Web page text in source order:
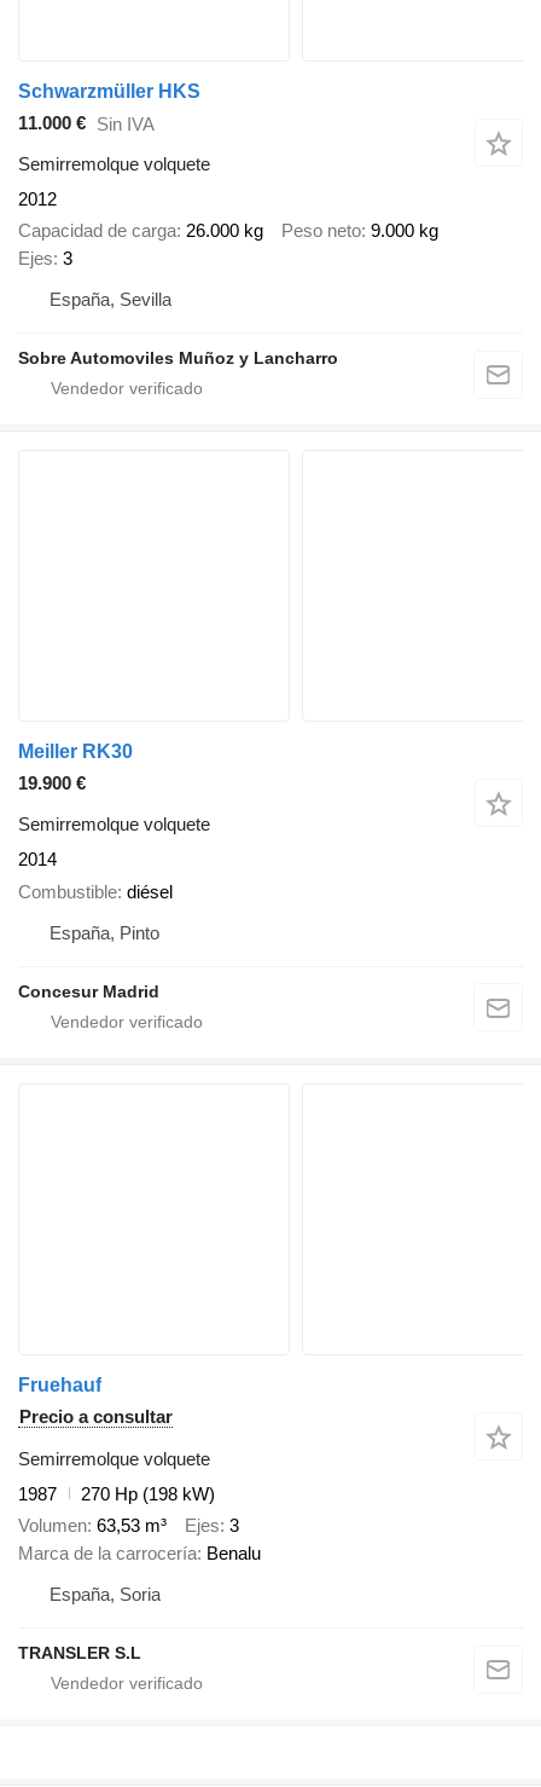
Schwarzmüller HKS
11.000 € Sin IVA
Semirremolque volquete
2012
Capacidad de carga 26.000 kg Peso neto 9.000 kg
Ejes 3
España, Sevilla
Sobre Automoviles Muñoz y Lancharro
Meiller RK30
19.900 €
Semirremolque volquete
2014
Combustible diésel
España, Pinto
Concesur Madrid
Fruehauf
Precio a consultar
Semirremolque volquete
1987
270 Hp (198 kW)
Volumen 63,53 m³ Ejes 3
Marca de la carrocería Benalu
España, Soria
TRANSLER S.L